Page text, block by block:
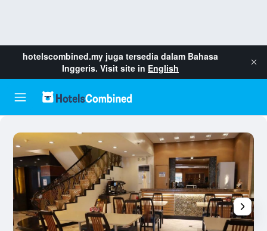
hotelscombined.my juga tersedia dalam Bahasa
Inggeris. Visit site in English